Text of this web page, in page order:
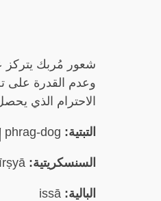
شعور مُربك يتركز
وعدم القدرة على
الاحترام الذي
التبتية:
السنسكريتية:
البالية: